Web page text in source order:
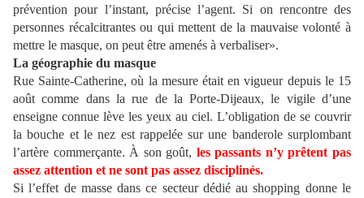
prévention pour l’instant, précise l’agent. Si on rencontre des
personnes récalcitrantes ou qui mettent de la mauvaise volonté à
mettre le masque, on peut être amenés à verbaliser».
La géographie du masque
Rue Sainte-Catherine, où la mesure était en vigueur depuis le 15
août comme dans la rue de la Porte-Dijeaux, le vigile d’une
enseigne connue lève les yeux au ciel. L’obligation de se couvrir
la bouche et le nez est rappelée sur une banderole surplombant
l’artère commerçante. À son goût, les passants n’y prêtent pas
assez attention et ne sont pas assez disciplinés.
Si l’effet de masse dans ce secteur dédié au shopping donne le